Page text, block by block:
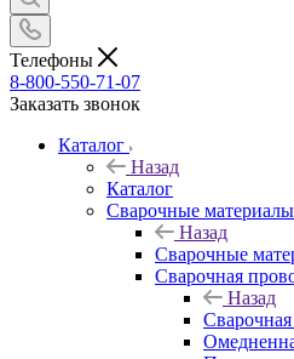
Телефоны
8-800-550-71-07
Заказать звонок
Каталог
Назад
Каталог
Сварочные материалы
Назад
Сварочные
Сварочная
Назад